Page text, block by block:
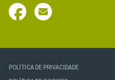
POLÍTICA DE PRIVACIDADE